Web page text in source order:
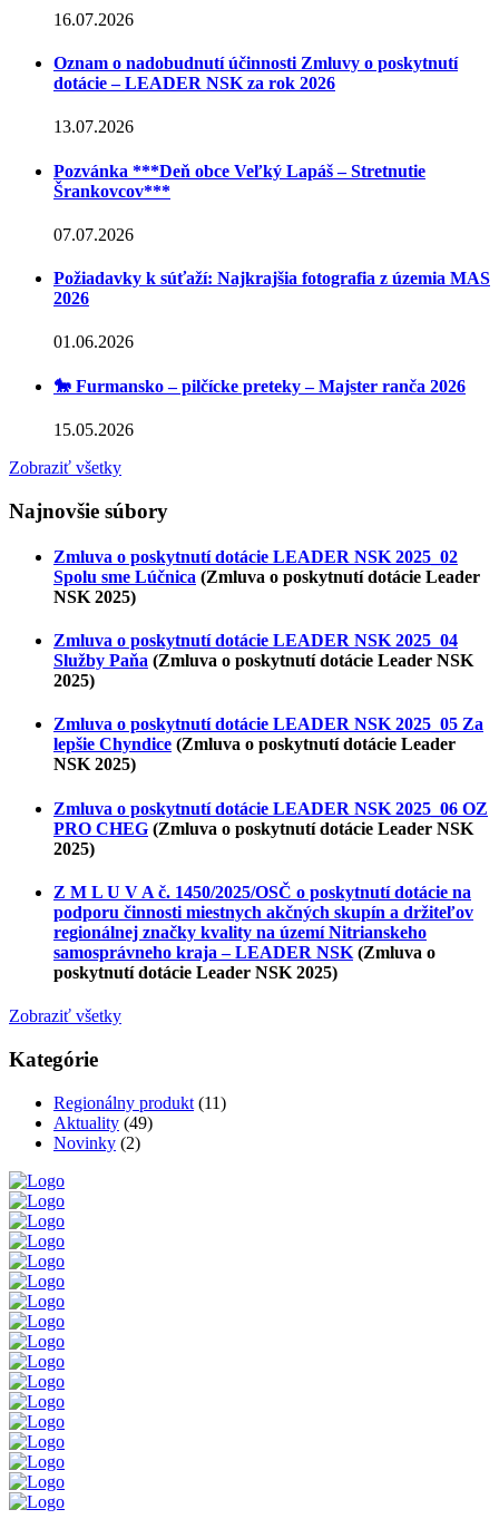
16.07.2026
Oznam o nadobudnutí účinnosti Zmluvy o poskytnutí
dotácie – LEADER NSK za rok 2026
13.07.2026
Pozvánka ***Deň obce Veľký Lapáš – Stretnutie
Šrankovcov***
07.07.2026
Požiadavky k súťaží: Najkrajšia fotografia z územia MAS
2026
01.06.2026
🐎 Furmansko – pilčícke preteky – Majster ranča 2026
15.05.2026
Zobraziť všetky
Najnovšie súbory
Zmluva o poskytnutí dotácie LEADER NSK 2025_02
Spolu sme Lúčnica (Zmluva o poskytnutí dotácie Leader
NSK 2025)
Zmluva o poskytnutí dotácie LEADER NSK 2025_04
Služby Paňa (Zmluva o poskytnutí dotácie Leader NSK
2025)
Zmluva o poskytnutí dotácie LEADER NSK 2025_05 Za
lepšie Chyndice (Zmluva o poskytnutí dotácie Leader
NSK 2025)
Zmluva o poskytnutí dotácie LEADER NSK 2025_06 OZ
PRO CHEG (Zmluva o poskytnutí dotácie Leader NSK
2025)
Z M L U V A č. 1450/2025/OSČ o poskytnutí dotácie na
podporu činnosti miestnych akčných skupín a držiteľov
regionálnej značky kvality na území Nitrianskeho
samosprávneho kraja – LEADER NSK (Zmluva o
poskytnutí dotácie Leader NSK 2025)
Zobraziť všetky
Kategórie
Regionálny produkt (11)
Aktuality (49)
Novinky (2)